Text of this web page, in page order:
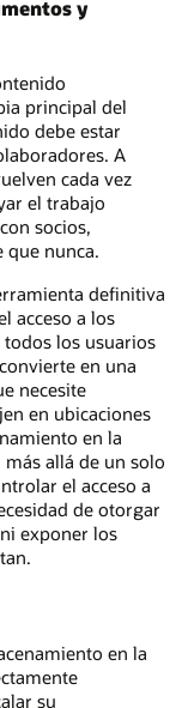
y
principal del
debe estar
A
cada vez
el trabajo
socios,
que nunca.
definitiva
acceso a los
los usuarios
en una
necesite
en ubicaciones
en la
allá de un solo
el acceso a
de otorgar
exponer los
en la
su